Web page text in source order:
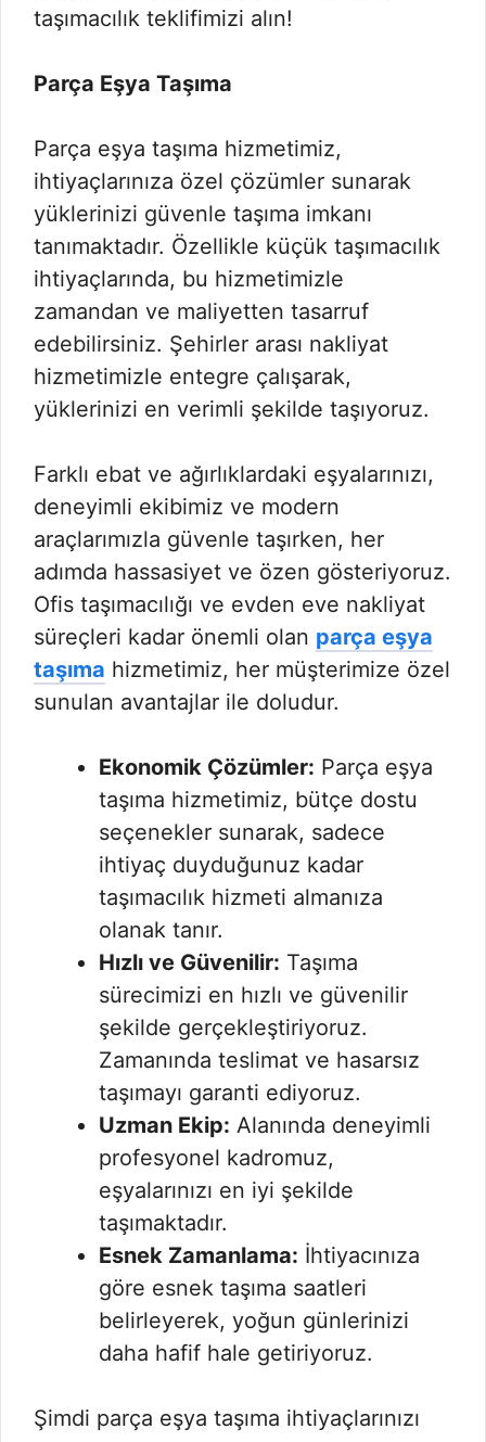
taşımacılık teklifimizi alın!
Parça Eşya Taşıma
Parça eşya taşıma hizmetimiz,
ihtiyaçlarınıza özel çözümler sunarak
yüklerinizi güvenle taşıma imkanı
tanımaktadır. Özellikle küçük taşımacılık
ihtiyaçlarında, bu hizmetimizle
zamandan ve maliyetten tasarruf
edebilirsiniz. Şehirler arası nakliyat
hizmetimizle entegre çalışarak,
yüklerinizi en verimli şekilde taşıyoruz.
Farklı ebat ve ağırlıklardaki eşyalarınızı,
deneyimli ekibimiz ve modern
araçlarımızla güvenle taşırken, her
adımda hassasiyet ve özen gösteriyoruz.
Ofis taşımacılığı ve evden eve nakliyat
süreçleri kadar önemli olan parça eşya
taşıma hizmetimiz, her müşterimize özel
sunulan avantajlar ile doludur.
Ekonomik Çözümler: Parça eşya
taşıma hizmetimiz, bütçe dostu
seçenekler sunarak, sadece
ihtiyaç duyduğunuz kadar
taşımacılık hizmeti almanıza
olanak tanır.
Hızlı ve Güvenilir: Taşıma
sürecimizi en hızlı ve güvenilir
şekilde gerçekleştiriyoruz.
Zamanında teslimat ve hasarsız
taşımayı garanti ediyoruz.
Uzman Ekip: Alanında deneyimli
profesyonel kadromuz,
eşyalarınızı en iyi şekilde
taşımaktadır.
Esnek Zamanlama: İhtiyacınıza
göre esnek taşıma saatleri
belirleyerek, yoğun günlerinizi
daha hafif hale getiriyoruz.
Şimdi parça eşya taşıma ihtiyaçlarınızı